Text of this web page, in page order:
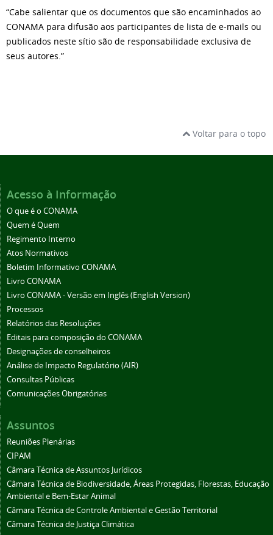
“Cabe salientar que os documentos que são encaminhados ao
CONAMA para difusão aos participantes de lista de e-mails ou
publicados neste sítio são de responsabilidade exclusiva de
seus autores.”
Voltar para o topo
Acesso à Informação
O que é o CONAMA
Quem é Quem
Regimento Interno
Atos Normativos
Boletim Informativo CONAMA
Livro CONAMA
Livro CONAMA - Versão em Inglês (English Version)
Processos
Relatórios das Resoluções
Editais para composição do CONAMA
Designações de conselheiros
Análise de Impacto Regulatório (AIR)
Consultas Públicas
Comunicações Obrigatórias
Assuntos
Reuniões Plenárias
CIPAM
Câmara Técnica de Assuntos Jurídicos
Câmara Técnica de Biodiversidade, Áreas Protegidas, Florestas, Educação
Ambiental e Bem-Estar Animal
Câmara Técnica de Controle Ambiental e Gestão Territorial
Câmara Técnica de Justiça Climática